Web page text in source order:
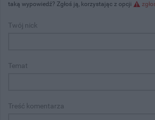
taką wypowiedź? Zgłoś ją, korzystając z opcji
Twój nick
Temat
Treść komentarza